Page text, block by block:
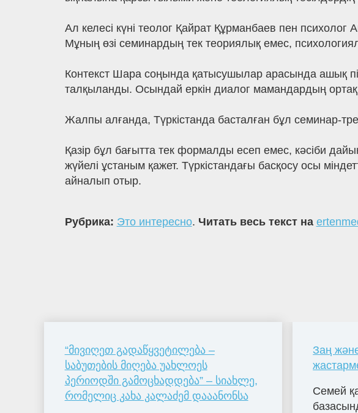
Ал келесі күні теолог Қайрат Құрманбаев пен
Мұның өзі семинардың тек теориялық емес,
Контекст Шара соңында қатысушылар арасында ашық
талқыланды. Осындай еркін диалог мамандардың
Жалпы алғанда, Түркістанда басталған бұл семинар-
Қазір бұл бағытта тек формалды есеп емес, кәсіби
жүйелі ұстаным қажет. Түркістандағы басқосу осы
айналып отыр.
Рубрика: Это интересно. Читать весь текст на
“მივიღეთ გადაწყვეტილება –
საბუთების მიღება უახლოეს
პერიოდში გამოცხადდება” – სიახლე,
რომელიც კახა კალაძემ დააანონსა
Заң
Семей